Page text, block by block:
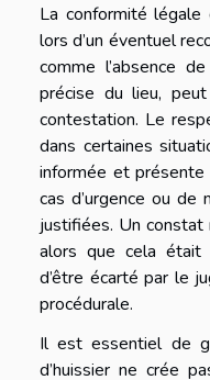
La conformité
lors d’un éventuel
comme l’absence
précise du lieu,
contestation. Le
dans certaines
informée et
cas d’urgence ou de
justifiées. Un constat
alors que cela était
d’être écarté par le
procédurale.
Il est essentiel de
d’huissier ne crée